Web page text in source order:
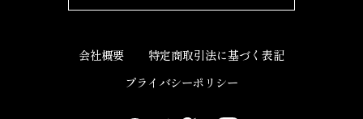
会社概要
特定商取引法に基づく表記
プライバシーポリシー